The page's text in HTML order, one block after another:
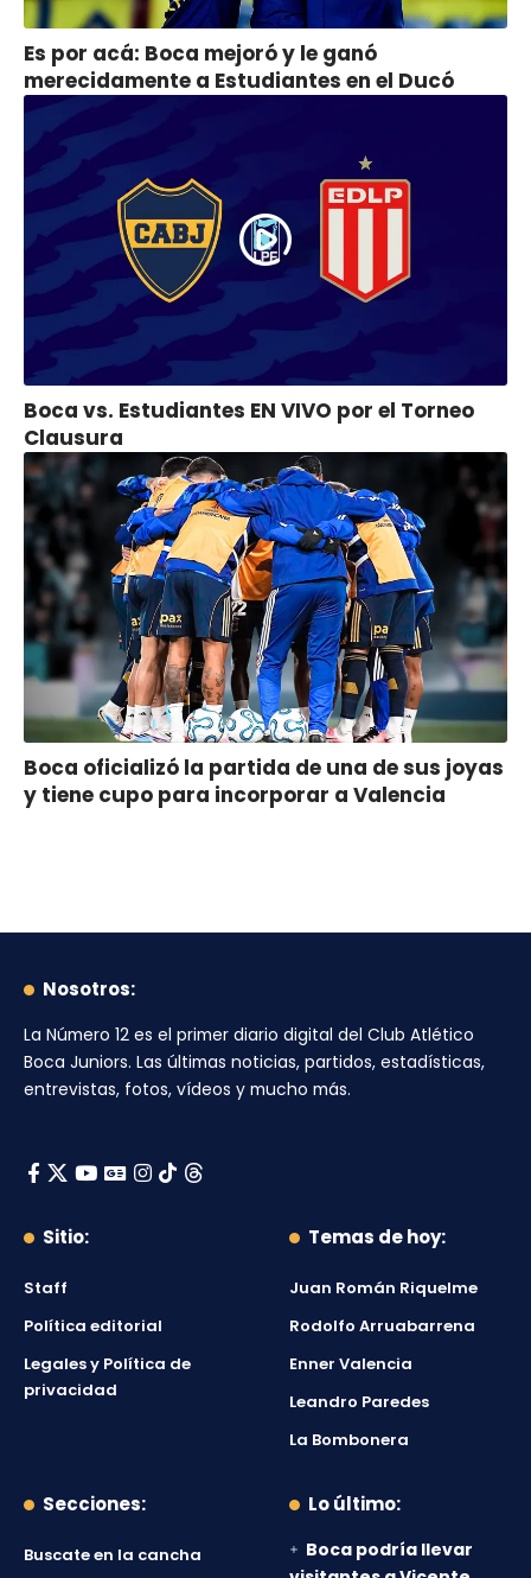
Es por acá: Boca mejoró y le ganó
merecidamente a Estudiantes en el Ducó
Boca vs. Estudiantes EN VIVO por el Torneo
Clausura
Boca oficializó la partida de una de sus joyas
y tiene cupo para incorporar a Valencia
Nosotros:
La Número 12 es el primer diario digital del Club Atlético
Boca Juniors. Las últimas noticias, partidos, estadísticas,
entrevistas, fotos, vídeos y mucho más.
Sitio:
Staff
Política editorial
Legales y Política de
privacidad
Temas de hoy:
Juan Román Riquelme
Rodolfo Arruabarrena
Enner Valencia
Leandro Paredes
La Bombonera
Secciones:
Buscate en la cancha
Lo último:
Boca podría llevar